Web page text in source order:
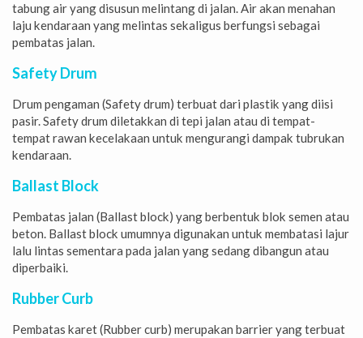
tabung air yang disusun melintang di jalan. Air akan menahan
laju kendaraan yang melintas sekaligus berfungsi sebagai
pembatas jalan.
Safety Drum
Drum pengaman (Safety drum) terbuat dari plastik yang diisi
pasir. Safety drum diletakkan di tepi jalan atau di tempat-
tempat rawan kecelakaan untuk mengurangi dampak tubrukan
kendaraan.
Ballast Block
Pembatas jalan (Ballast block) yang berbentuk blok semen atau
beton. Ballast block umumnya digunakan untuk membatasi lajur
lalu lintas sementara pada jalan yang sedang dibangun atau
diperbaiki.
Rubber Curb
Pembatas karet (Rubber curb) merupakan barrier yang terbuat